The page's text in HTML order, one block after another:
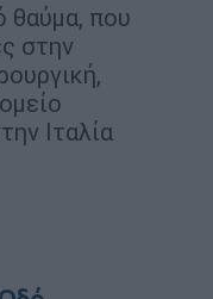
θαύμα, που
στην
Ιταλία